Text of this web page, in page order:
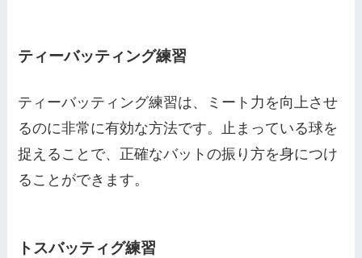
ティーバッティング練習
ティーバッティング練習は、ミート力を向上させ
るのに非常に有効な方法です。止まっている球を
捉えることで、正確なバットの振り方を身につけ
ることができます。
トスバッティグ練習